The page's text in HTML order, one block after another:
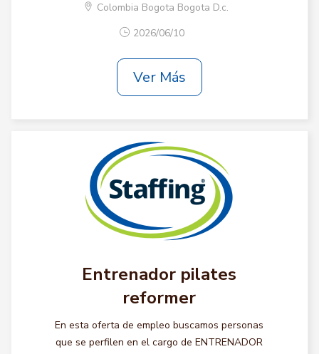
Colombia Bogota Bogota D.c.
2026/06/10
Ver Más
Entrenador pilates
reformer
En esta oferta de empleo buscamos personas
que se perfilen en el cargo de ENTRENADOR